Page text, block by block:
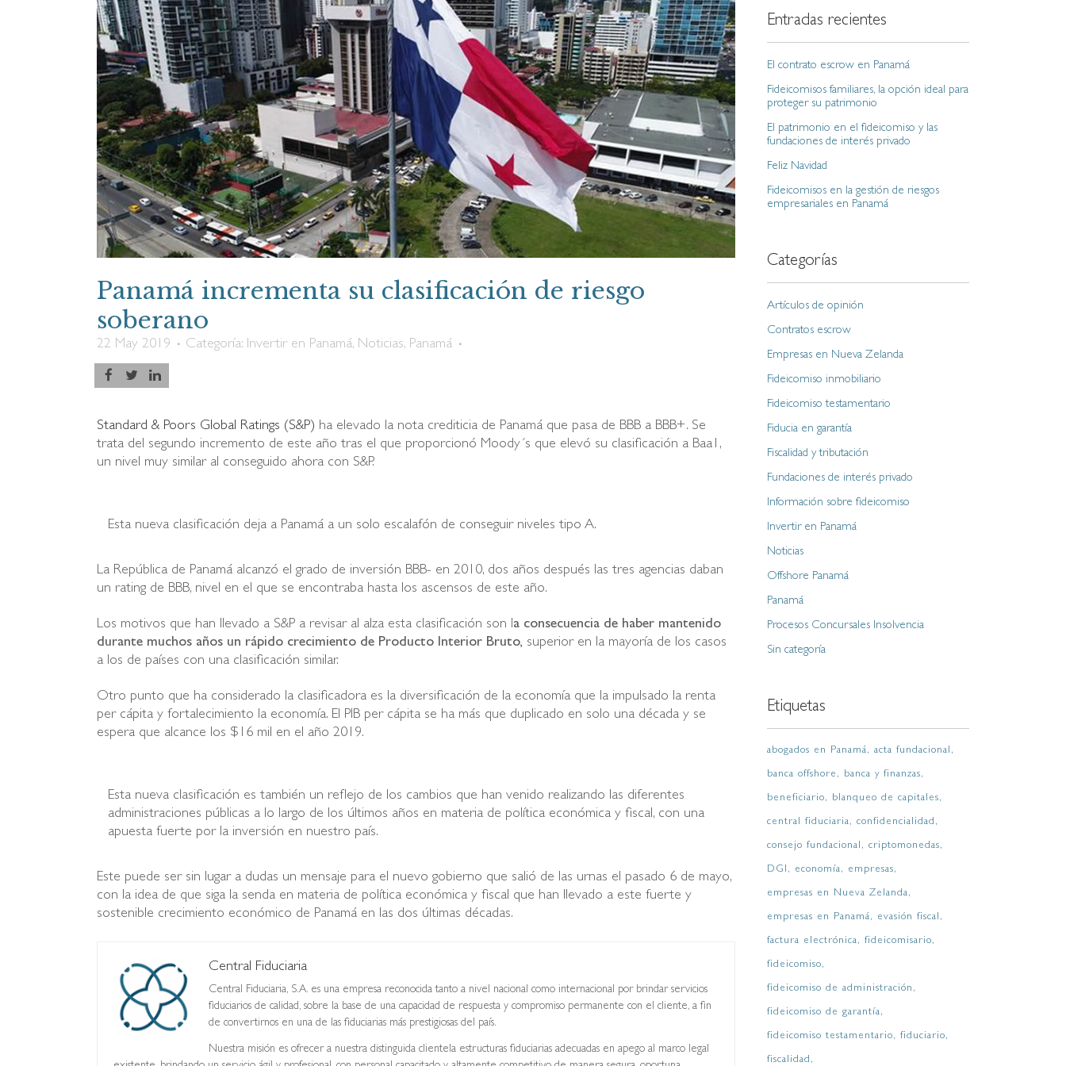
Panamá incrementa su clasificación de riesgo
soberano
22 May 2019 Categoría: Invertir en Panamá, Noticias, Panamá
Standard & Poors Global Ratings (S&P) ha elevado la nota crediticia de Panamá que pasa de BBB a BBB+. Se
trata del segundo incremento de este año tras el que proporcionó Moody´s que elevó su clasificación a Baa1,
un nivel muy similar al conseguido ahora con S&P.
Esta nueva clasificación deja a Panamá a un solo escalafón de conseguir niveles tipo A.
La República de Panamá alcanzó el grado de inversión BBB- en 2010, dos años después las tres agencias daban
un rating de BBB, nivel en el que se encontraba hasta los ascensos de este año.
Los motivos que han llevado a S&P a revisar al alza esta clasificación son la consecuencia de haber mantenido
durante muchos años un rápido crecimiento de Producto Interior Bruto, superior en la mayoría de los casos
a los de países con una clasificación similar.
Otro punto que ha considerado la clasificadora es la diversificación de la economía que la impulsado la renta
per cápita y fortalecimiento la economía. El PIB per cápita se ha más que duplicado en solo una década y se
espera que alcance los $16 mil en el año 2019.
Esta nueva clasificación es también un reflejo de los cambios que han venido realizando las diferentes
administraciones públicas a lo largo de los últimos años en materia de política económica y fiscal, con una
apuesta fuerte por la inversión en nuestro país.
Este puede ser sin lugar a dudas un mensaje para el nuevo gobierno que salió de las urnas el pasado 6 de mayo,
con la idea de que siga la senda en materia de política económica y fiscal que han llevado a este fuerte y
sostenible crecimiento económico de Panamá en las dos últimas décadas.
Central Fiduciaria
Central Fiduciaria, S.A. es una empresa reconocida tanto a nivel nacional como internacional por brindar servicios
fiduciarios de calidad, sobre la base de una capacidad de respuesta y compromiso permanente con el cliente, a fin
de convertirnos en una de las fiduciarias más prestigiosas del país.
Nuestra misión es ofrecer a nuestra distinguida clientela estructuras fiduciarias adecuadas en apego al marco legal
Entradas recientes
El contrato escrow en Panamá
Fideicomisos familiares, la opción ideal para
proteger su patrimonio
El patrimonio en el fideicomiso y las
fundaciones de interés privado
Feliz Navidad
Fideicomisos en la gestión de riesgos
empresariales en Panamá
Categorías
Artículos de opinión
Contratos escrow
Empresas en Nueva Zelanda
Fideicomiso inmobiliario
Fideicomiso testamentario
Fiducia en garantía
Fiscalidad y tributación
Fundaciones de interés privado
Información sobre fideicomiso
Invertir en Panamá
Noticias
Offshore Panamá
Panamá
Procesos Concursales Insolvencia
Sin categoría
Etiquetas
abogados en Panamá acta fundacional
banca offshore banca y finanzas
beneficiario blanqueo de capitales
central fiduciaria confidencialidad
consejo fundacional criptomonedas
DGI economía empresas
empresas en Nueva Zelanda
empresas en Panamá evasión fiscal
factura electrónica fideicomisario
fideicomiso
fideicomiso de administración
fideicomiso de garantía
fideicomiso testamentario fiduciario
fiscalidad